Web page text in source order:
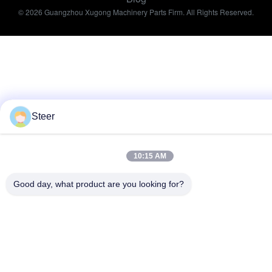
KOMATSU
Cina
© 2026 Guangzhou Xugong Machinery Parts Firm. All Rights Reserved.
Steer
10:15 AM
Good day, what product are you looking for?